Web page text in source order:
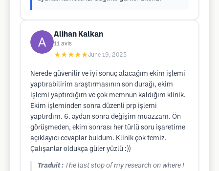
Alihan Kalkan
11 avis
★★★★★June 19, 2025
Nerede güvenilir ve iyi sonuç alacağım ekim işlemi
yaptırabilirim araştırmasının son durağı, ekim
işlemi yaptırdığım ve çok memnun kaldığım klinik.
Ekim işleminden sonra düzenli prp işlemi
yaptırdım. 6. aydan sonra değişim muazzam. Ön
görüşmeden, ekim sonrası her türlü soru işaretime
açıklayıcı cevaplar buldum. Klinik çok temiz.
Çalışanlar oldukça güler yüzlü :))
Traduit : The last stop of my research on where I